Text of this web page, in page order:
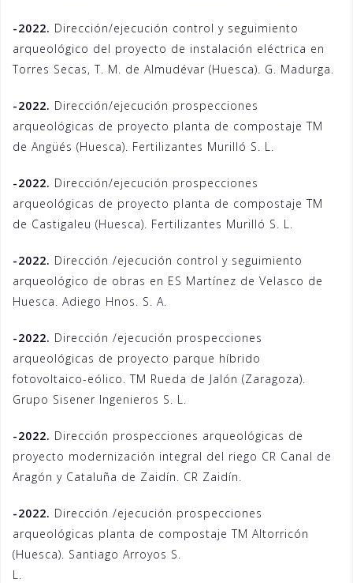
-2022. Dirección/ejecución control y seguimiento
arqueológico del proyecto de instalación eléctrica en
Torres Secas, T. M. de Almudévar (Huesca). G. Madurga.
-2022. Dirección/ejecución prospecciones
arqueológicas de proyecto planta de compostaje TM
de Angüés (Huesca). Fertilizantes Murilló S. L.
-2022. Dirección/ejecución prospecciones
arqueológicas de proyecto planta de compostaje TM
de Castigaleu (Huesca). Fertilizantes Murilló S. L.
-2022. Dirección /ejecución control y seguimiento
arqueológico de obras en ES Martínez de Velasco de
Huesca. Adiego Hnos. S. A.
-2022. Dirección /ejecución prospecciones
arqueológicas de proyecto parque híbrido
fotovoltaico-eólico. TM Rueda de Jalón (Zaragoza).
Grupo Sisener Ingenieros S. L.
-2022. Dirección prospecciones arqueológicas de
proyecto modernización integral del riego CR Canal de
Aragón y Cataluña de Zaidín. CR Zaidín.
-2022. Dirección /ejecución prospecciones
arqueológicas planta de compostaje TM Altorricón
(Huesca). Santiago Arroyos S.
L.